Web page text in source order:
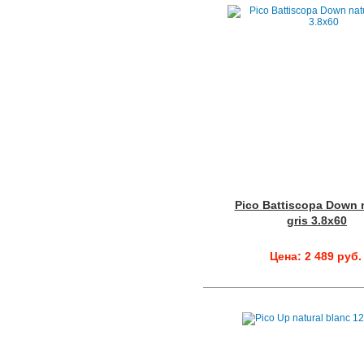
Pico Battiscopa Down
gris 3.8x60
Цена: 2 489 руб.